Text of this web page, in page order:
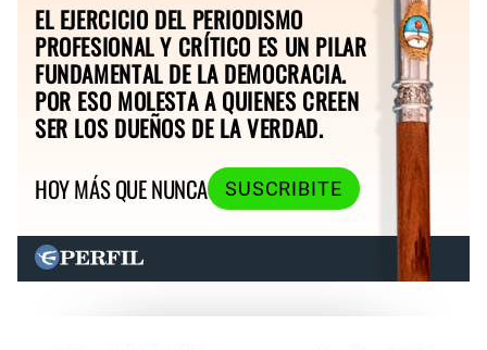
EL EJERCICIO DEL PERIODISMO
PROFESIONAL Y CRÍTICO ES UN PILAR
FUNDAMENTAL DE LA DEMOCRACIA.
POR ESO MOLESTA A QUIENES CREEN
SER LOS DUEÑOS DE LA VERDAD.
HOY MÁS QUE NUNCA
SUSCRIBITE